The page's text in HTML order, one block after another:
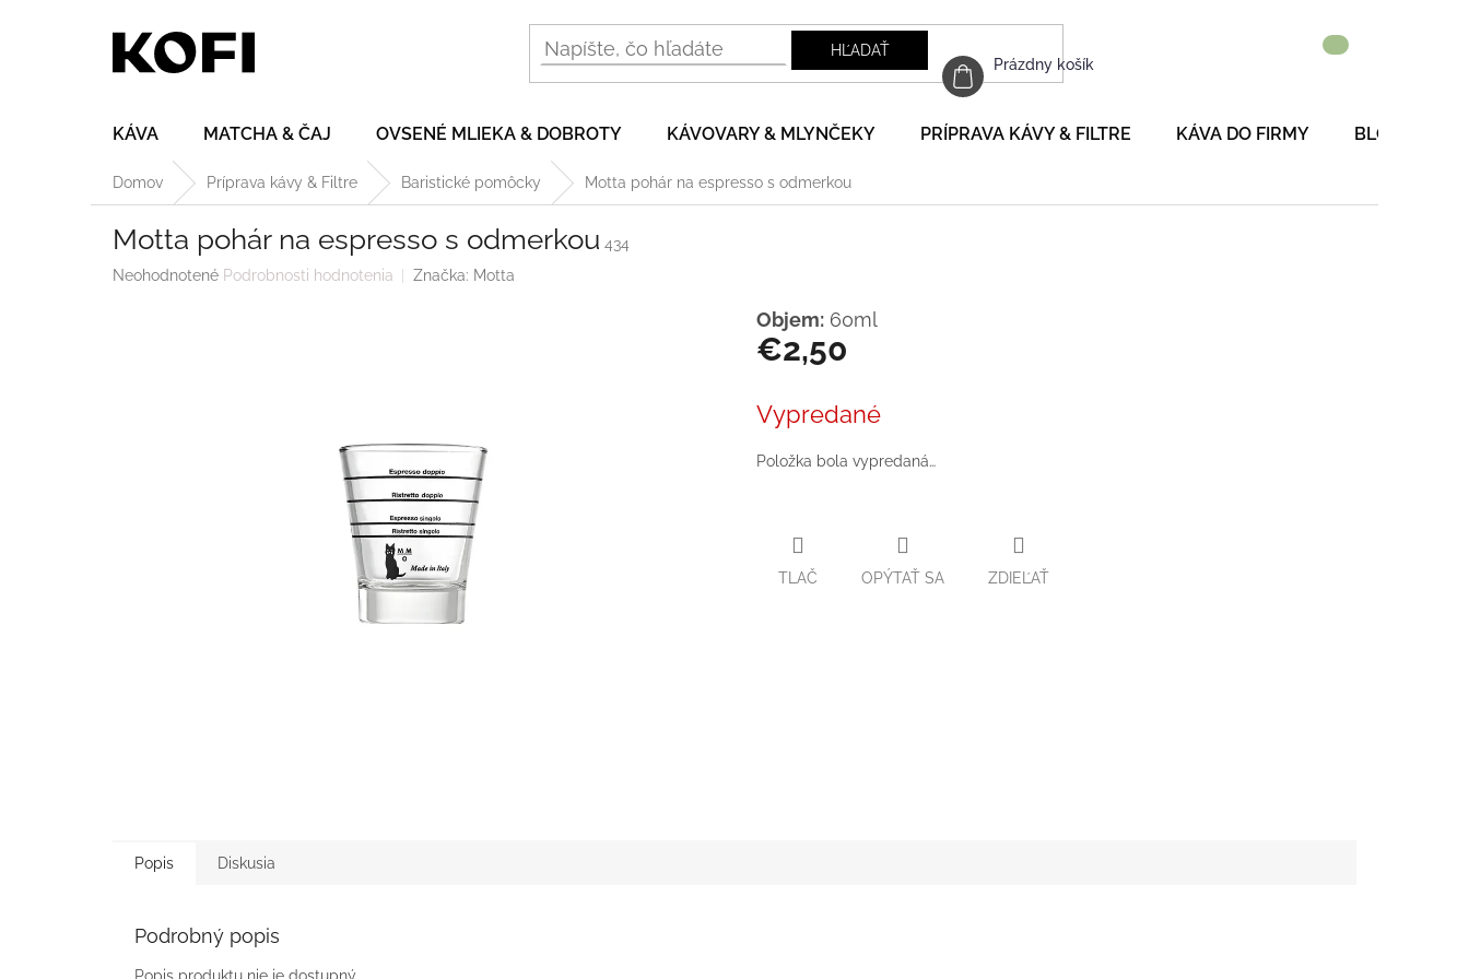
HĽADAŤ
NÁKUPNÝ
KOŠÍK
Prázdny košík
KÁVA MATCHA & ČAJ OVSENÉ MLIEKA & DOBROTY KÁVOVARY & MLYNČEKY PRÍPRAVA KÁVY & FILTRE KÁVA DO FIRMY BLOG
Domov Príprava kávy & Filtre Baristické pomôcky Motta pohár na espresso s odmerkou
Motta pohár na espresso s odmerkou 434
Priemerné
Neohodnotené Podrobnosti hodnotenia Značka: Motta
€2,50
cena:
Vypredané
Položka bola vypredaná…
Objem: 60ml
TLAČ OPÝTAŤ SA ZDIEĽAŤ
Popis Diskusia
Podrobný popis